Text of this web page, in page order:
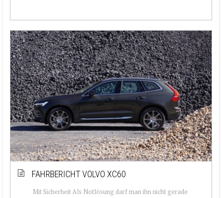
FAHRBERICHT VOLVO XC60
Mit Sicherheit Als Notlösung darf man ihn nicht gerade